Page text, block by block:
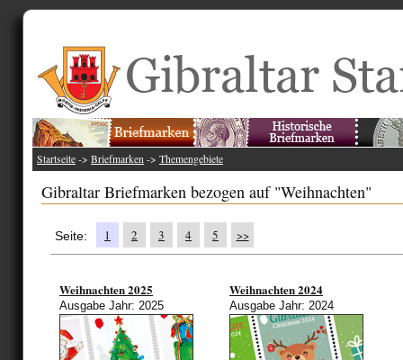
Startseite -> Briefmarken -> Themengebiete
Gibraltar Briefmarken bezogen auf "Weihnachten"
Seite: 1 2 3 4 5 >>
Weihnachten 2025
Ausgabe Jahr: 2025
Weihnachten 2024
Ausgabe Jahr: 2024